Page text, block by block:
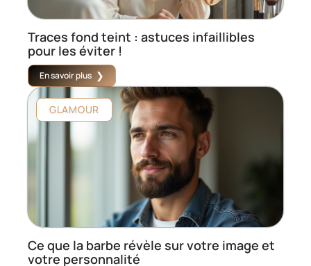
Traces fond teint : astuces infaillibles
pour les éviter !
En savoir plus
GLAMOUR
Ce que la barbe révèle sur votre image et
votre personnalité